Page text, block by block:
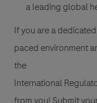
a leading global
If you are a
paced environment
the
International